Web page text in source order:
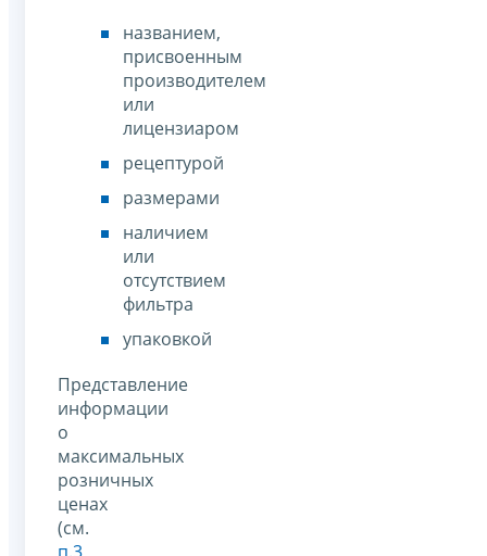
названием,
присвоенным
производителем
или
лицензиаром
рецептурой
размерами
наличием
или
отсутствием
фильтра
упаковкой
Представление
информации
о
максимальных
розничных
ценах
(см.